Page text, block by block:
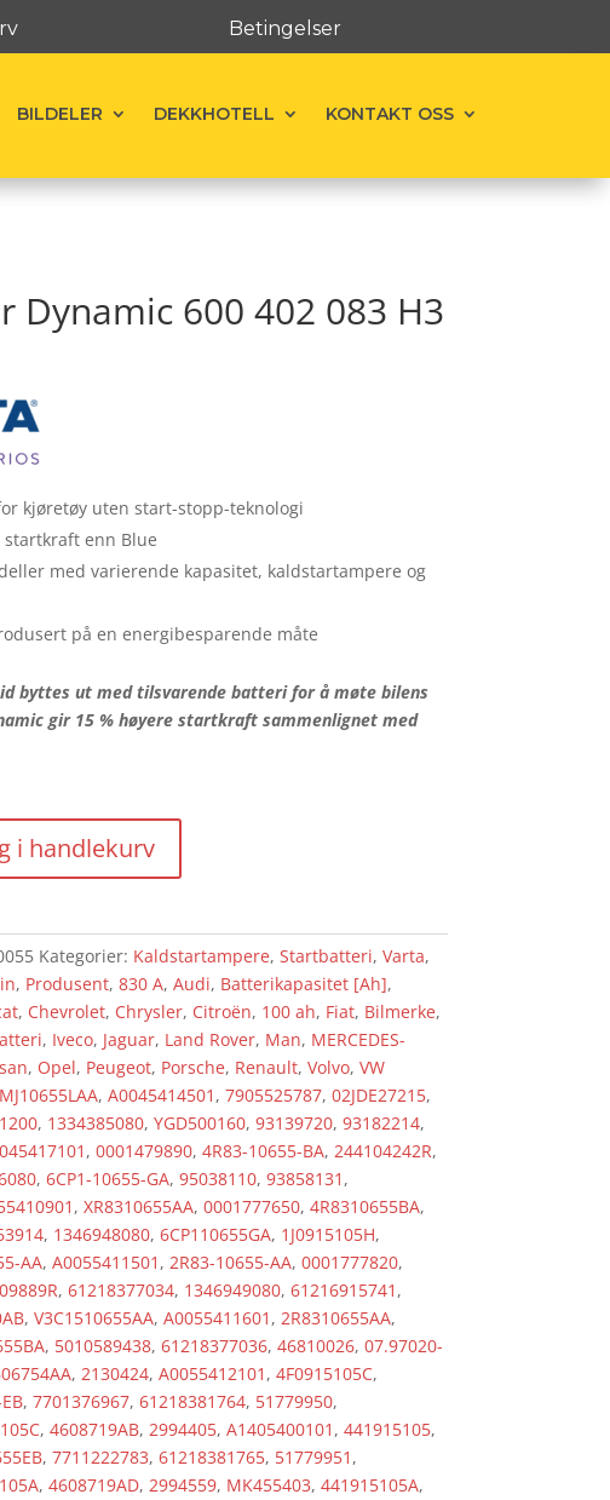
Betingelser
BILDELER DEKKHOTELL KONTAKT OSS
Dynamic 600 402 083 H3
kjøretøy uten start-stopp-teknologi
startkraft enn Blue
med varierende kapasitet, kaldstartampere og
på en energibesparende måte
byttes ut med tilsvarende batteri for å møte bilens
gir 15 % høyere startkraft sammenlignet med
i handlekurv
Kategorier: Kaldstartampere, Startbatteri, Varta,
, Produsent, 830 A, Audi, Batterikapasitet [Ah],
, Chevrolet, Chrysler, Citroën, 100 ah, Fiat, Bilmerke,
, Iveco, Jaguar, Land Rover, Man, MERCEDES-
, Opel, Peugeot, Porsche, Renault, Volvo, VW
, A0045414501 , 7905525787, 02JDE27215,
, 1334385080, YGD500160, 93139720, 93182214,
, 0001479890, 4R83-10655-BA, 244104242R,
, 6CP1-10655-GA, 95038110, 93858131 ,
, XR8310655AA, 0001777650, 4R8310655BA,
, 1346948080, 6CP110655GA, 1J0915105H,
AA, A0055411501 , 2R83-10655-AA, 0001777820,
, 61218377034, 1346949080, 61216915741 ,
, V3C1510655AA, A0055411601 , 2R8310655AA,
, 5010589438, 61218377036, 46810026, 07.97020-
, 2130424, A0055412101 , 4F0915105C,
, 7701376967, 61218381764, 51779950,
, 4608719AB, 2994405, A1405400101 , 441915105,
, 7711222783, 61218381765, 51779951 ,
, 4608719AD, 2994559, MK455403, 441915105A,